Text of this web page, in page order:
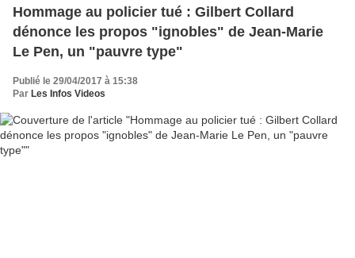
Hommage au policier tué : Gilbert Collard
dénonce les propos "ignobles" de Jean-Marie
Le Pen, un "pauvre type"
Publié le 29/04/2017 à 15:38
Par Les Infos Videos